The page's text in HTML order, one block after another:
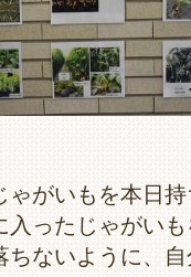
ゃがいもを本日
入ったじゃがい
ちないように、